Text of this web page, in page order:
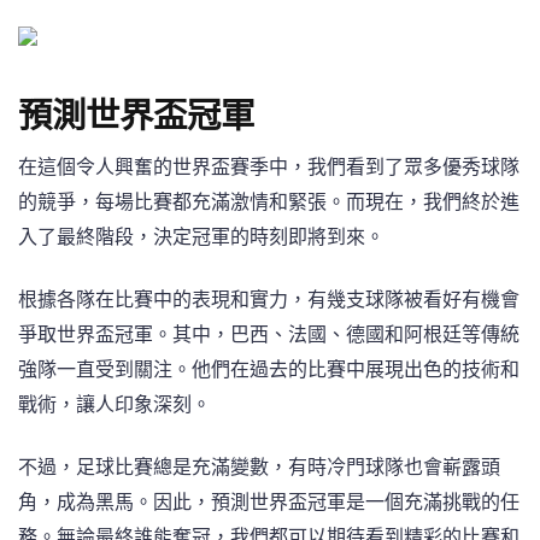
預測世界盃冠軍
在這個令人興奮的世界盃賽季中，我們看到了眾多優秀球隊
的競爭，每場比賽都充滿激情和緊張。而現在，我們終於進
入了最終階段，決定冠軍的時刻即將到來。
根據各隊在比賽中的表現和實力，有幾支球隊被看好有機會
爭取世界盃冠軍。其中，巴西、法國、德國和阿根廷等傳統
強隊一直受到關注。他們在過去的比賽中展現出色的技術和
戰術，讓人印象深刻。
不過，足球比賽總是充滿變數，有時冷門球隊也會嶄露頭
角，成為黑馬。因此，預測世界盃冠軍是一個充滿挑戰的任